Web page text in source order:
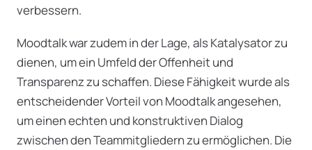
verbessern.
Moodtalk war zudem in der Lage, als Katalysator zu
dienen, um ein Umfeld der Offenheit und
Transparenz zu schaffen. Diese Fähigkeit wurde als
entscheidender Vorteil von Moodtalk angesehen,
um einen echten und konstruktiven Dialog
zwischen den Teammitgliedern zu ermöglichen. Die